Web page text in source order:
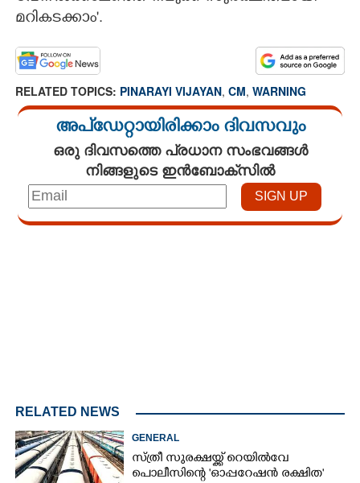
മറികടക്കാം'.
RELATED TOPICS: PINARAYI VIJAYAN, CM, WARNING
അപ്ഡേറ്റായിരിക്കാം ദിവസവും
ഒരു ദിവസത്തെ പ്രധാന സംഭവങ്ങൾ
നിങ്ങളുടെ ഇൻബോക്സിൽ
RELATED NEWS
GENERAL
സ്ത്രീ സുരക്ഷയ്ക്ക് റെയിൽവേ
പൊലീസിന്റെ 'ഓപ്പറേഷൻ രക്ഷിത'